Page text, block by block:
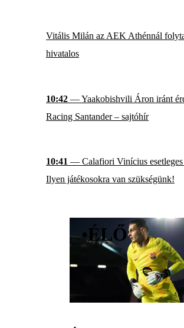
Vitális Milán az AEK Athénnál
hivatalos
10:42 — Yaakobishvili Áron iránt
Racing Santander – sajtóhír
10:41 — Calafiori Vinícius esetleges
Ilyen játékosokra van szükségünk!
•ÉLŐ